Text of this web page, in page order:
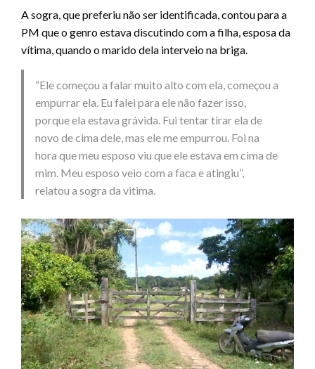
A sogra, que preferiu não ser identificada, contou para a
PM que o genro estava discutindo com a filha, esposa da
vítima, quando o marido dela interveio na briga.
“Ele começou a falar muito alto com ela, começou a
empurrar ela. Eu falei para ele não fazer isso,
porque ela estava grávida. Fui tentar tirar ela de
novo de cima dele, mas ele me empurrou. Foi na
hora que meu esposo viu que ele estava em cima de
mim. Meu esposo veio com a faca e atingiu”,
relatou a sogra da vitima.